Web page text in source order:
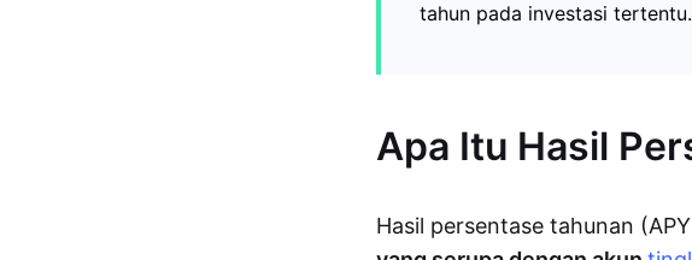
tahun pada investasi tertentu.
Apa Itu Hasil
Hasil persentase tahunan